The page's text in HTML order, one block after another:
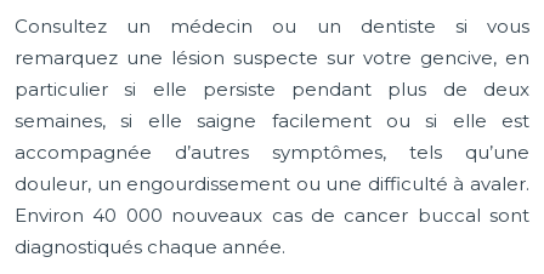
Consultez un médecin ou un dentiste si vous
remarquez une lésion suspecte sur votre gencive, en
particulier si elle persiste pendant plus de deux
semaines, si elle saigne facilement ou si elle est
accompagnée d’autres symptômes, tels qu’une
douleur, un engourdissement ou une difficulté à avaler.
Environ 40 000 nouveaux cas de cancer buccal sont
diagnostiqués chaque année.